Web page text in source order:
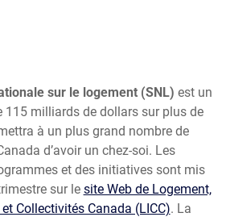
sur le logement (SNL) est un
115 milliards de dollars sur plus de
à un plus grand nombre de
d’avoir un chez-soi. Les
et des initiatives sont mis
sur le site Web de Logement,
Collectivités Canada (LICC). La